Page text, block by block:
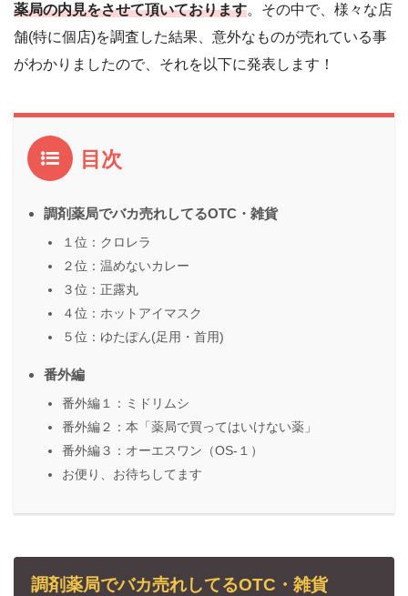
薬局の内見をさせて頂いております。その中で、様々な店
舗(特に個店)を調査した結果、意外なものが売れている事
がわかりましたので、それを以下に発表します！
目次
調剤薬局でバカ売れしてるOTC・雑貨
１位：クロレラ
２位：温めないカレー
３位：正露丸
４位：ホットアイマスク
５位：ゆたぽん(足用・首用)
番外編
番外編１：ミドリムシ
番外編２：本「薬局で買ってはいけない薬」
番外編３：オーエスワン（OS-１）
お便り、お待ちしてます
調剤薬局でバカ売れしてるOTC・雑貨